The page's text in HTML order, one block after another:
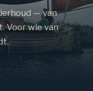
— van
Voor wie van